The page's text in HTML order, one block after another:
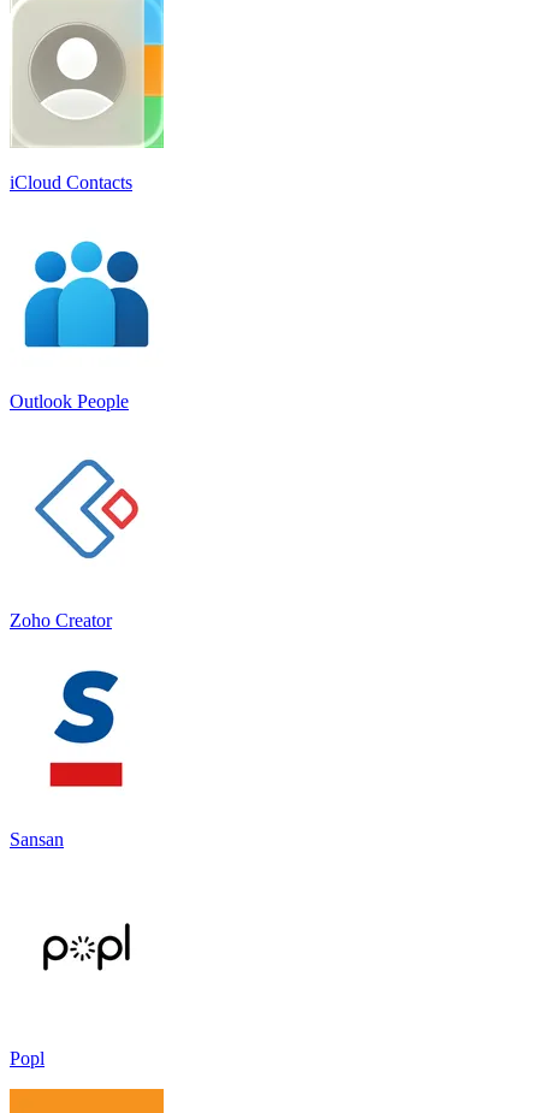
iCloud Contacts
Outlook People
Zoho Creator
Sansan
Popl